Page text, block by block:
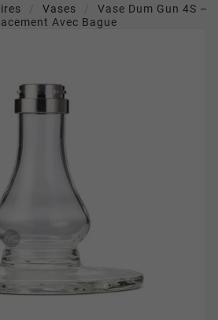
Vases
Vase Dum Gun 4S –
Avec Bague